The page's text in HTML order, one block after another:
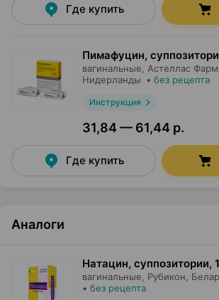
Где купить
Пимафуцин,
вагинальные, Астеллас
Нидерланды • без рецепта
Инструкция
31,84 — 61,44 р.
Где купить
Аналоги
Натацин, суппозитории,
вагинальные, Рубикон,
• без рецепта